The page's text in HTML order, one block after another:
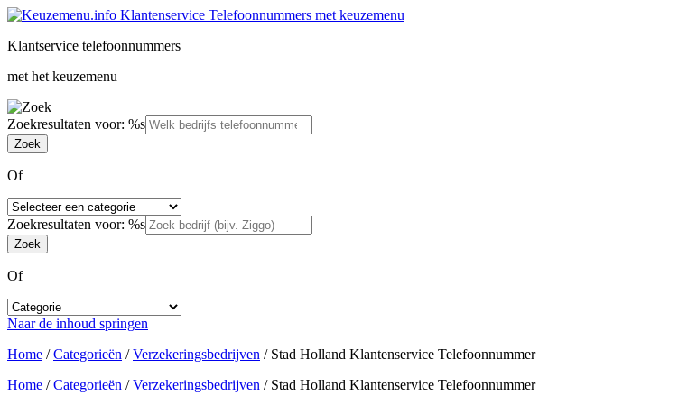
Klantservice telefoonnummers
met het keuzemenu
Zoekresultaten voor: %s
Of
Zoekresultaten voor: %s
Of
Naar de inhoud springen
Home /Categorieën /Verzekeringsbedrijven / Stad Holland Klantenservice Telefoonnummer
Home /Categorieën /Verzekeringsbedrijven / Stad Holland Klantenservice Telefoonnummer